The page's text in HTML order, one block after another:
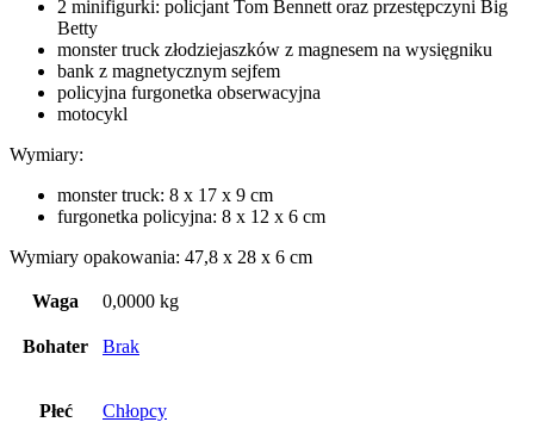
2 minifigurki: policjant Tom Bennett oraz przestępczyni Big
Betty
monster truck złodziejaszków z magnesem na wysięgniku
bank z magnetycznym sejfem
policyjna furgonetka obserwacyjna
motocykl
Wymiary:
monster truck: 8 x 17 x 9 cm
furgonetka policyjna: 8 x 12 x 6 cm
Wymiary opakowania: 47,8 x 28 x 6 cm
Waga 0,0000 kg
Bohater Brak
Płeć Chłopcy